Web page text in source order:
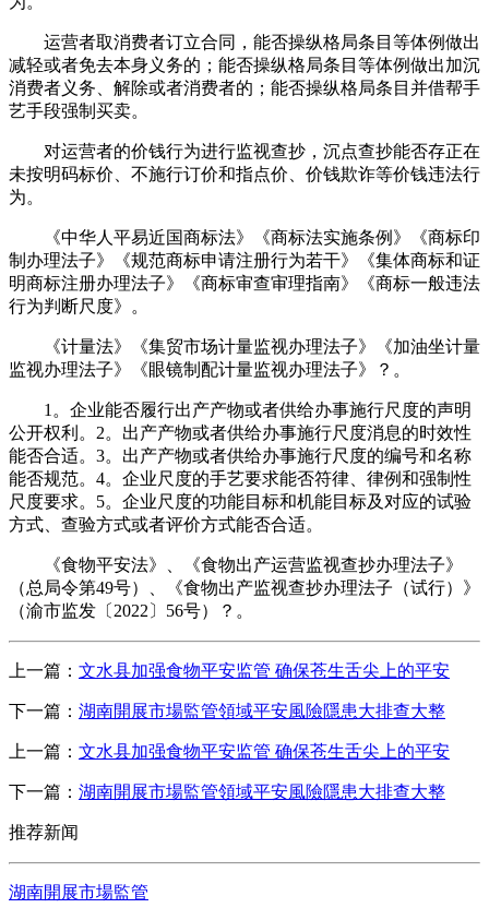
运营者取消费者订立合同，能否操纵格局条目等体例做出
减轻或者免去本身义务的；能否操纵格局条目等体例做出加沉
消费者义务、解除或者消费者的；能否操纵格局条目并借帮手
艺手段强制买卖。
对运营者的价钱行为进行监视查抄，沉点查抄能否存正在
未按明码标价、不施行订价和指点价、价钱欺诈等价钱违法行
为。
《中华人平易近国商标法》《商标法实施条例》《商标印
制办理法子》《规范商标申请注册行为若干》《集体商标和证
明商标注册办理法子》《商标审查审理指南》《商标一般违法
行为判断尺度》。
《计量法》《集贸市场计量监视办理法子》《加油坐计量
监视办理法子》《眼镜制配计量监视办理法子》？。
1。企业能否履行出产产物或者供给办事施行尺度的声明
公开权利。2。出产产物或者供给办事施行尺度消息的时效性
能否合适。3。出产产物或者供给办事施行尺度的编号和名称
能否规范。4。企业尺度的手艺要求能否符律、律例和强制性
尺度要求。5。企业尺度的功能目标和机能目标及对应的试验
方式、查验方式或者评价方式能否合适。
《食物平安法》、《食物出产运营监视查抄办理法子》
（总局令第49号）、《食物出产监视查抄办理法子（试行）》
（渝市监发〔2022〕56号）？。
上一篇： 文水县加强食物平安监管 确保苍生舌尖上的平安
下一篇： 湖南開展市場監管領域平安風險隱患大排查大整
上一篇： 文水县加强食物平安监管 确保苍生舌尖上的平安
下一篇： 湖南開展市場監管領域平安風險隱患大排查大整
推荐新闻
湖南開展市場監管